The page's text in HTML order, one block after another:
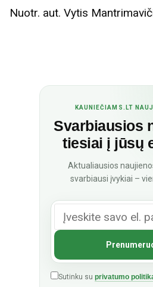
Nuotr. aut. Vytis
KAUNIEČIAMS.LT
Svarbiausios
tiesiai į jūsų
Aktualiausios
svarbiausi įvykiai –
Sutinku su privatumo